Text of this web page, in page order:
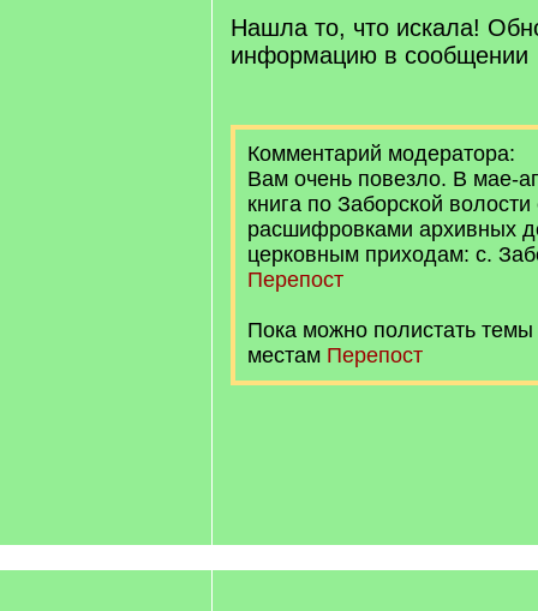
Нашла то, что искала!
информацию в сообщении
Комментарий модератора:
Вам очень повезло. В мае-
книга по Заборской
расшифровками архивных
церковным приходам: с.
Перепост
Пока можно полистать
местам Перепост